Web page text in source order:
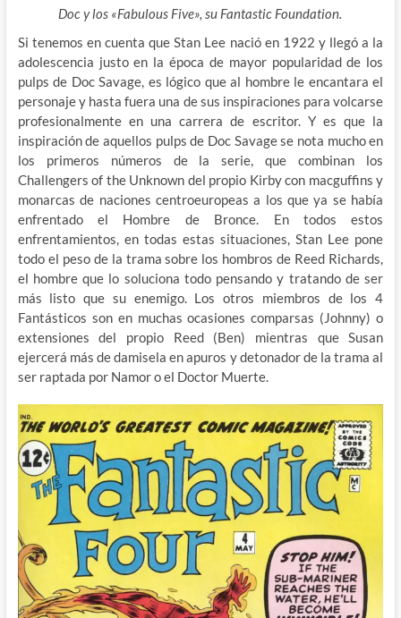
Doc y los «Fabulous Five», su Fantastic Foundation.
Si tenemos en cuenta que Stan Lee nació en 1922 y llegó a la
adolescencia justo en la época de mayor popularidad de los
pulps de Doc Savage, es lógico que al hombre le encantara el
personaje y hasta fuera una de sus inspiraciones para volcarse
profesionalmente en una carrera de escritor. Y es que la
inspiración de aquellos pulps de Doc Savage se nota mucho en
los primeros números de la serie, que combinan los
Challengers of the Unknown del propio Kirby con macguffins y
monarcas de naciones centroeuropeas a los que ya se había
enfrentado el Hombre de Bronce. En todos estos
enfrentamientos, en todas estas situaciones, Stan Lee pone
todo el peso de la trama sobre los hombros de Reed Richards,
el hombre que lo soluciona todo pensando y tratando de ser
más listo que su enemigo. Los otros miembros de los 4
Fantásticos son en muchas ocasiones comparsas (Johnny) o
extensiones del propio Reed (Ben) mientras que Susan
ejercerá más de damisela en apuros y detonador de la trama al
ser raptada por Namor o el Doctor Muerte.